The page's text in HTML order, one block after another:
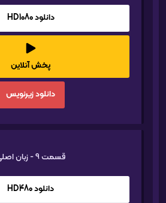
دانلود HD1080
پخش آنلاین
دانلود زیرنویس
قسمت 9 - زبان اصلی
دانلود HD480